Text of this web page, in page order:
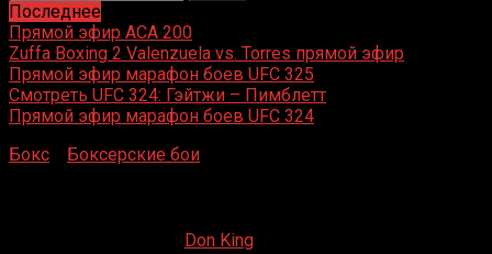
Последнее
Прямой эфир ACA 200
Zuffa Boxing 2 Valenzuela vs. Torres прямой эфир
Прямой эфир марафон боев UFC 325
Смотреть UFC 324: Гэйтжи – Пимблетт
Прямой эфир марафон боев UFC 324
Бокс
Боксерские бои
Don King